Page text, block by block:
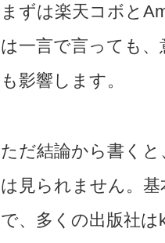
まずは楽天コボと
は一言で言っても
も影響します。
ただ結論から書くと
は見られません。
で、多くの出版社